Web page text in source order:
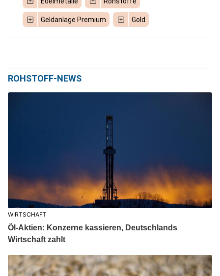
Geldanlage Premium Gold
ROHSTOFF-NEWS
WIRTSCHAFT
Öl-Aktien: Konzerne kassieren, Deutschlands
Wirtschaft zahlt